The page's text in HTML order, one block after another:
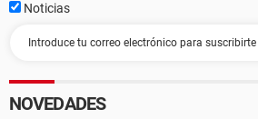
Noticias
NOVEDADES